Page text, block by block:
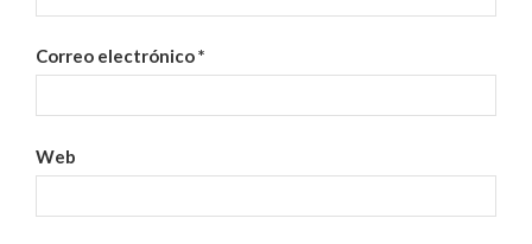
Correo electrónico*
Web